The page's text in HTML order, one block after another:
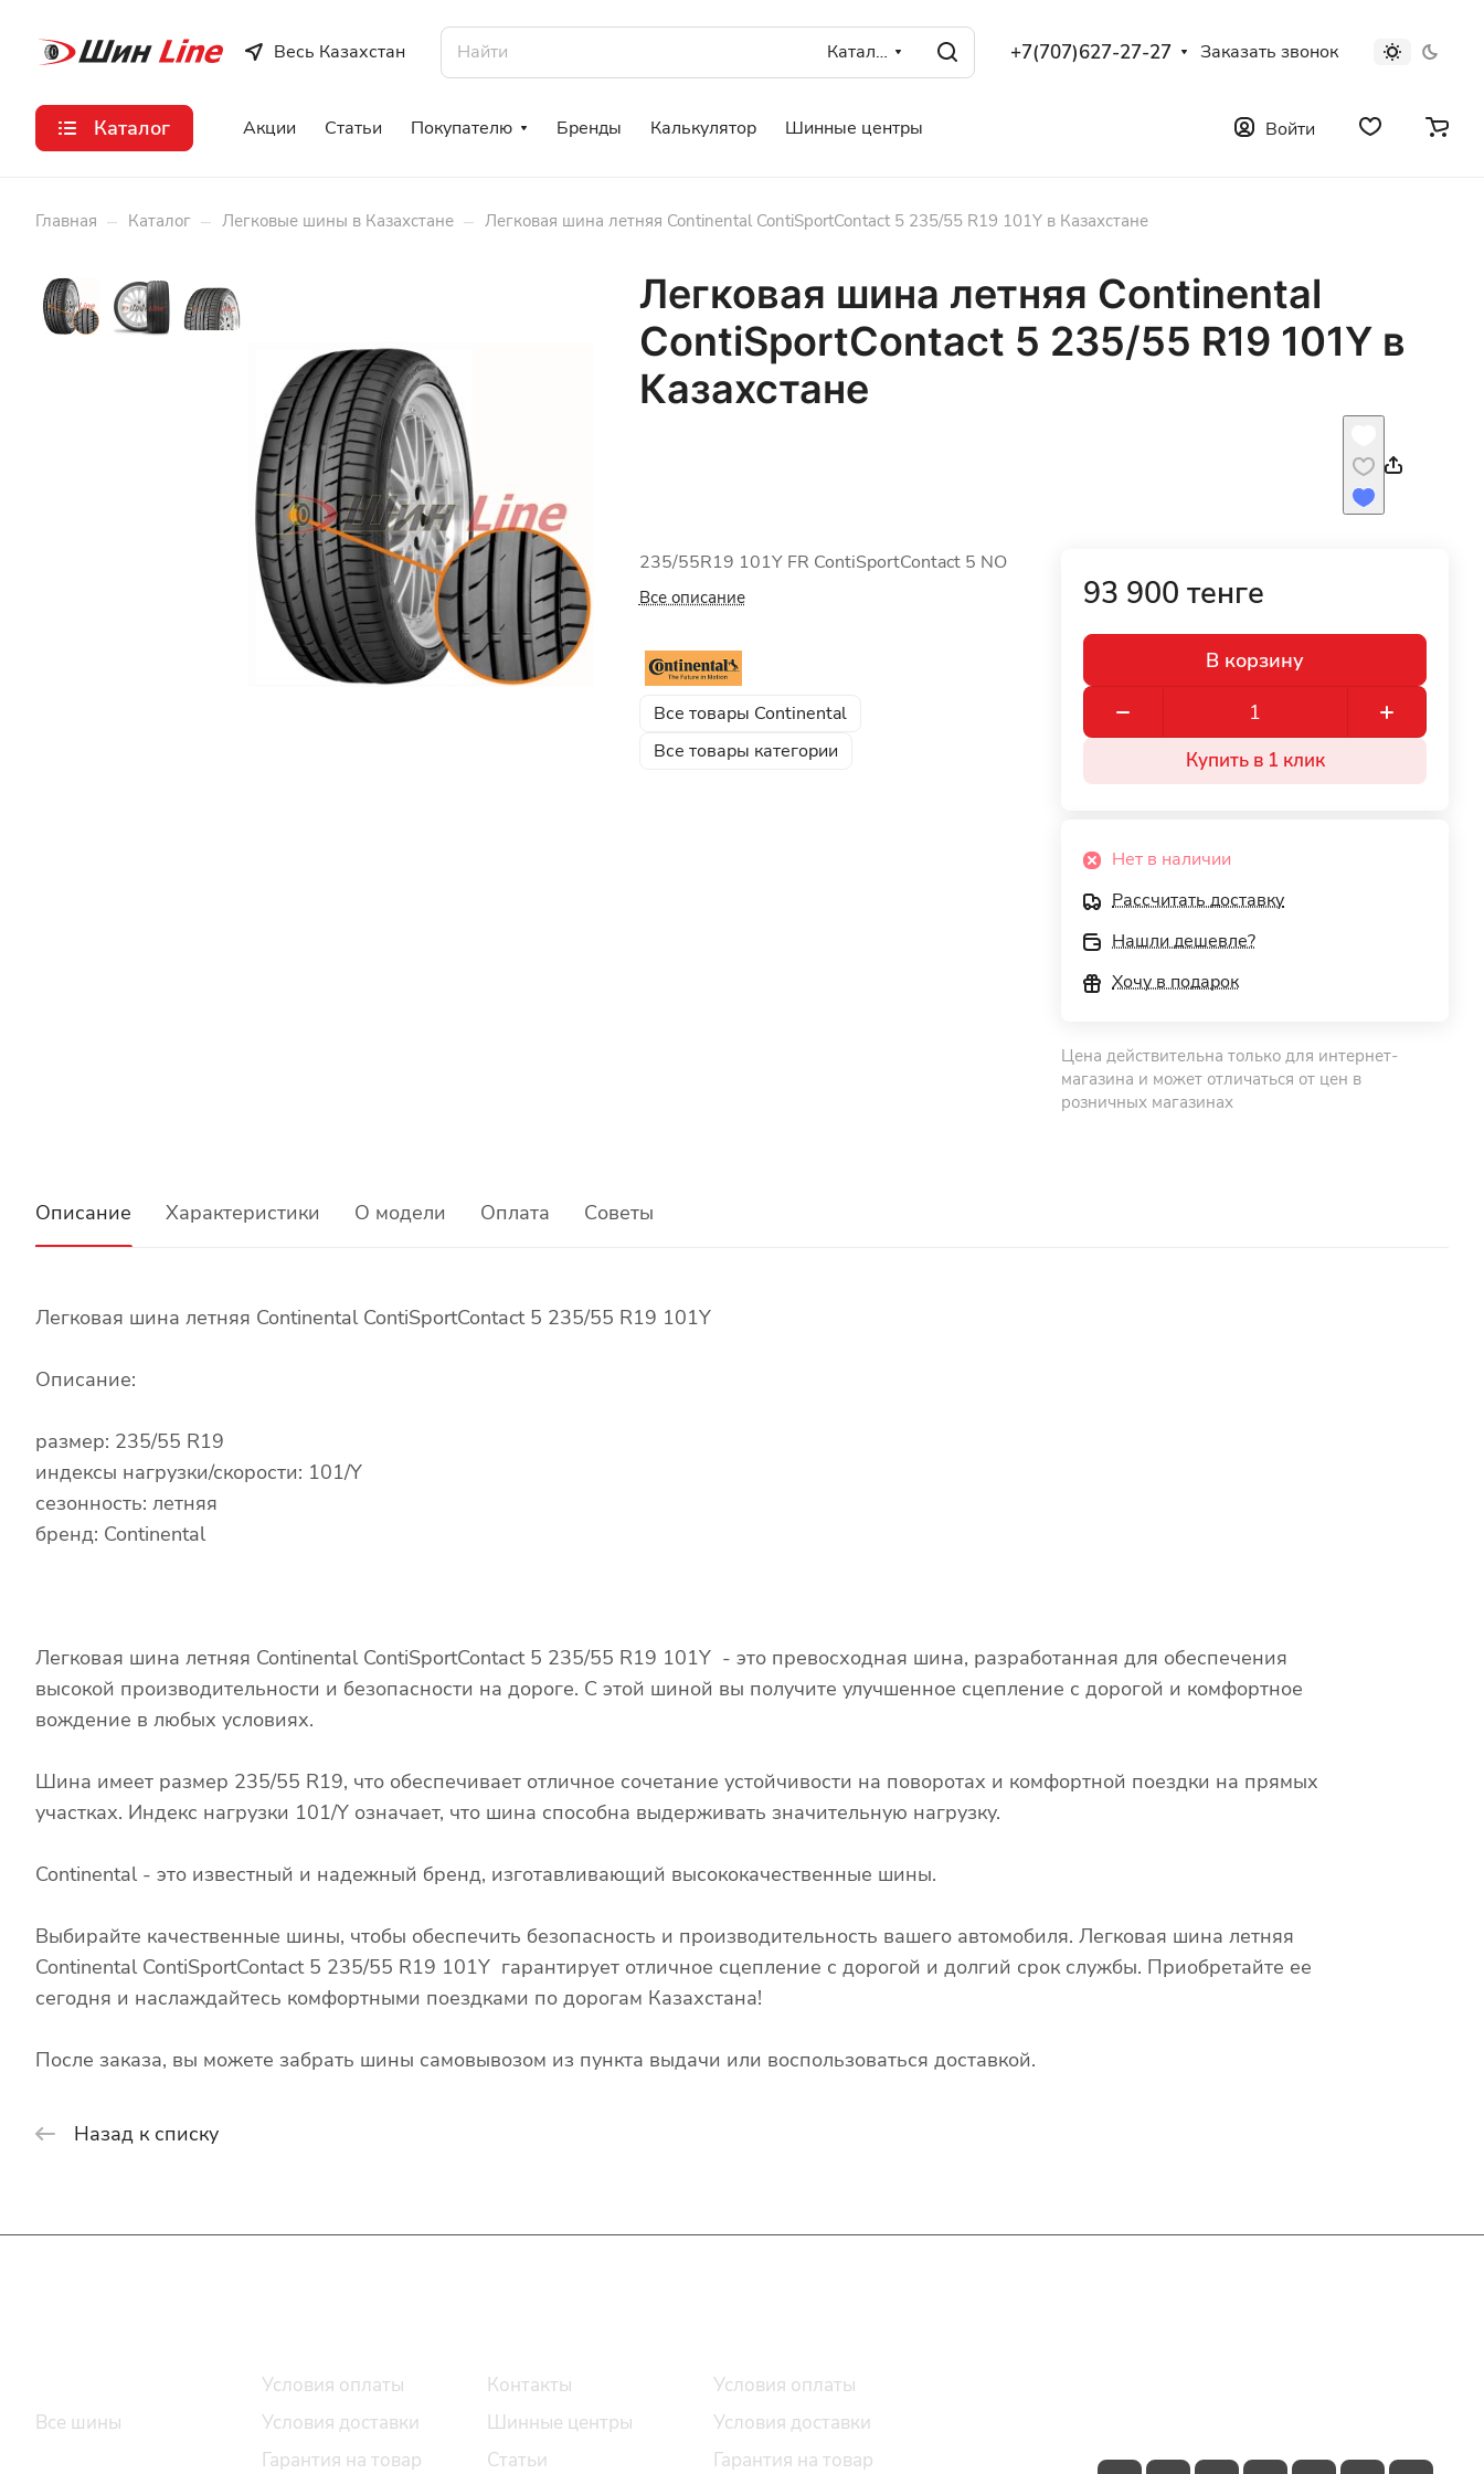
Весь Казахстан Каталог +7(707)627-27-27 Заказать звонок
Каталог Акции Статьи Покупателю Бренды Калькулятор Шинные центры Войти
Главная – Каталог – Легковые шины в Казахстане – Легковая шина летняя Continental ContiSportContact 5 235/55 R19 101Y в Казахстане
Легковая шина летняя Continental
ContiSportContact 5 235/55 R19 101Y в
Казахстане
235/55R19 101Y FR ContiSportContact 5 NO
Все описание
Все товары Continental
Все товары категории
93 900 тенге
В корзину
Купить в 1 клик
Нет в наличии
Рассчитать доставку
Нашли дешевле?
Хочу в подарок
Цена действительна только для интернет-
магазина и может отличаться от цен в
розничных магазинах
Описание Характеристики О модели Оплата Советы
Легковая шина летняя Continental ContiSportContact 5 235/55 R19 101Y
Описание:
размер: 235/55 R19
индексы нагрузки/скорости: 101/Y
сезонность: летняя
бренд: Continental
Легковая шина летняя Continental ContiSportContact 5 235/55 R19 101Y - это превосходная шина, разработанная для обеспечения
высокой производительности и безопасности на дороге. С этой шиной вы получите улучшенное сцепление с дорогой и комфортное
вождение в любых условиях.
Шина имеет размер 235/55 R19, что обеспечивает отличное сочетание устойчивости на поворотах и комфортной поездки на прямых
участках. Индекс нагрузки 101/Y означает, что шина способна выдерживать значительную нагрузку.
Continental - это известный и надежный бренд, изготавливающий высококачественные шины.
Выбирайте качественные шины, чтобы обеспечить безопасность и производительность вашего автомобиля. Легковая шина летняя
Continental ContiSportContact 5 235/55 R19 101Y гарантирует отличное сцепление с дорогой и долгий срок службы. Приобретайте ее
сегодня и наслаждайтесь комфортными поездками по дорогам Казахстана!
После заказа, вы можете забрать шины самовывозом из пункта выдачи или воспользоваться доставкой.
Назад к списку
Все шины
Условия оплаты
Условия доставки
Гарантия на товар
Контакты
Шинные центры
Статьи
Условия оплаты
Условия доставки
Гарантия на товар